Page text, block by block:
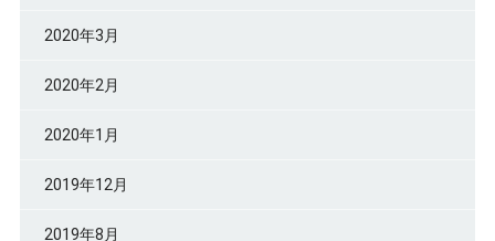
2020年3月
2020年2月
2020年1月
2019年12月
2019年8月